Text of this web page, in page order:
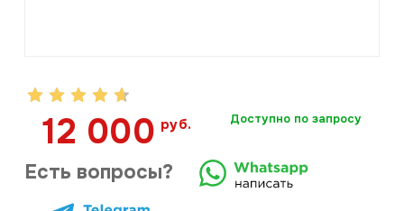
12 000руб. Доступно по запросу
Есть вопросы?